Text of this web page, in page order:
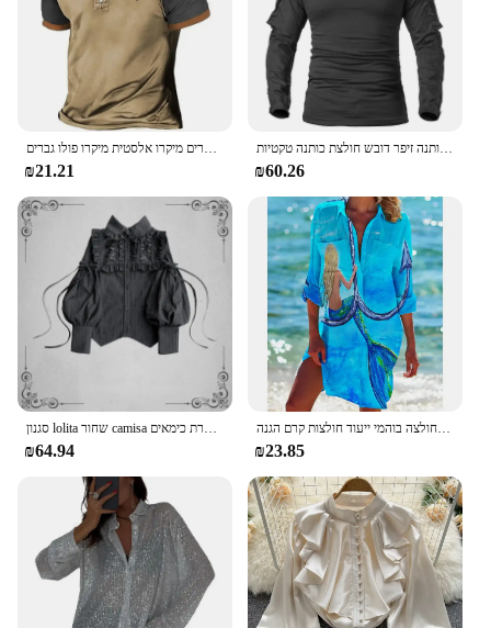
₪21.21
חולצה קרבית של גברים שרוול ארוך 1/4 חולצת כותנה זיפר דובש חולצת כותנה טקטיות
₪60.26
₪64.94
ארוך שרוול חולצה כפתור עד כיס חולצה חולצות נשים אופנה ג 'לי דגי הדפסת ארוך חולצה בוהמי ייעוד חולצות קרם הגנה
₪23.85